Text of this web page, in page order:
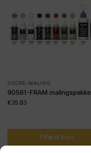
OCCRE-MALING
90561-FRAM malingspakke
€35.83
Tilføj til kurv